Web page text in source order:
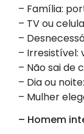
– Família:
– TV ou
–
– Irresistível:
– Não sai de
– Dia ou
– Mulher
– Homem